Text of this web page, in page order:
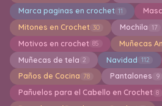
Marca paginas en crochet 11
Mitones en Crochet 30 Mochila 17
Motivos en crochet 85 Muñecas
Muñecas de tela 2 Navidad 112
Paños de Cocina 78 Pantalones 9
Pañuelos para el Cabello en Crochet 8